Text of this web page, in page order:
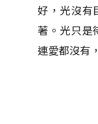
好，光沒有
著。光只是
連愛都沒有